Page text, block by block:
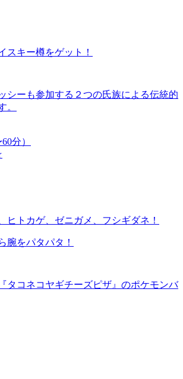
スキー樽をゲット！
シーも参加する２つの氏族による伝統的
。
分）
ヒトカゲ、ゼニガメ、フシギダネ！
腕をパタパタ！
タコネコヤギチーズピザ』のポケモンバ